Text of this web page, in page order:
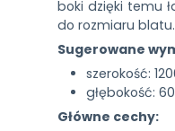
boki dzięki temu
do rozmiaru blatu.
Sugerowane
szerokość:
głębokość:
Główne cechy: